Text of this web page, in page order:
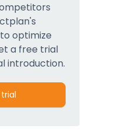
optimize
a free trial
introduction.